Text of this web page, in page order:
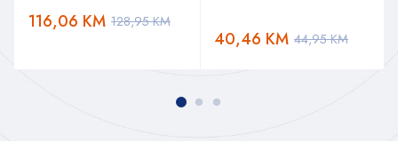
128,95KM
116,06 KM
44,95KM
40,46 KM